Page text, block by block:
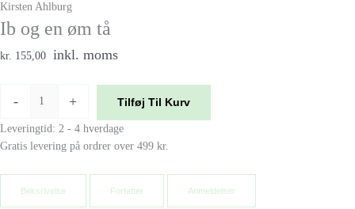
Kirsten Ahlburg
Ib og en øm tå
kr. 155,00 inkl. moms
- + Tilføj Til Kurv
Leveringtid: 2 - 4 hverdage
Gratis levering på ordrer over 499 kr.
Beksrivelse Forfatter Anmeldelser